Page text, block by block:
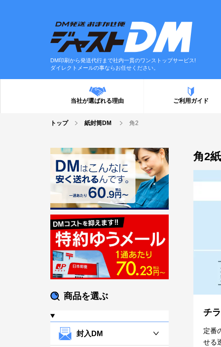
DM印刷から発送代行まで社内一貫のワンストップサービス!
ダイレクトメールの事ならお任せください。
当社が選ばれる理由 ご利用ガイド
トップ 紙封筒DM 角2
商品を選ぶ
封入DM
角2
チ
定番
せる